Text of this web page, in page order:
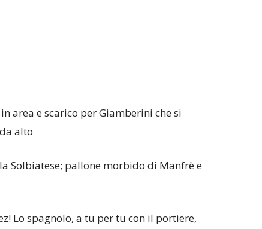
area e scarico per Giamberini che si
alto
Solbiatese; pallone morbido di Manfrè e
Lo spagnolo, a tu per tu con il portiere,